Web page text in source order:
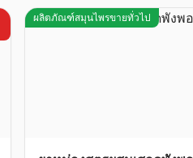
ผลิตภัณฑ์สมุนไพรขายทั่วไป